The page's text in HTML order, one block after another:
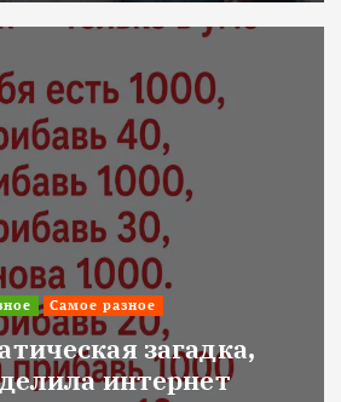
Самое разное
загадка,
интернет